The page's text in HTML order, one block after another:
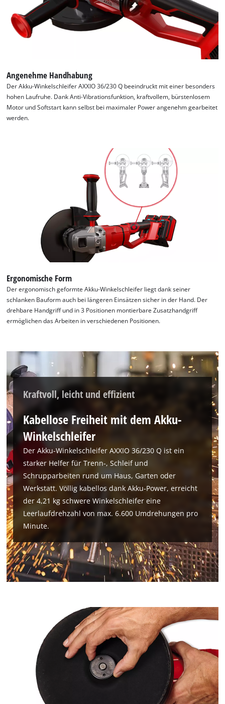
trackers
that
are
the
visitor.
The
website
owner
of
technologies
used.
Powered
Consent
Management
Platform
Angenehme Handhabung
Der Akku-Winkelschleifer AXXIO 36/230 Q beeindruckt mit einer besonders
hohen Laufruhe. Dank Anti-Vibrationsfunktion, kraftvollem, bürstenlosem
Motor und Softstart kann selbst bei maximaler Power angenehm gearbeitet
werden.
Ergonomische Form
Der ergonomisch geformte Akku-Winkelschleifer liegt dank seiner
schlanken Bauform auch bei längeren Einsätzen sicher in der Hand. Der
drehbare Handgriff und in 3 Positionen montierbare Zusatzhandgriff
ermöglichen das Arbeiten in verschiedenen Positionen.
Kraftvoll, leicht und effizient
Kabellose Freiheit mit dem Akku-
Winkelschleifer
Der Akku-Winkelschleifer AXXIO 36/230 Q ist ein
starker Helfer für Trenn-, Schleif und
Schrupparbeiten rund um Haus, Garten oder
Werkstatt. Völlig kabellos dank Akku-Power, erreicht
der 4,21 kg schwere Winkelschleifer eine
Leerlaufdrehzahl von max. 6.600 Umdrehungen pro
Minute.